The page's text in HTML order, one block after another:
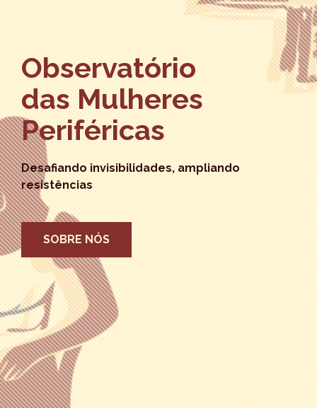
Observatório
das Mulheres
Periféricas
Desafiando invisibilidades, ampliando
resistências
SOBRE NÓS